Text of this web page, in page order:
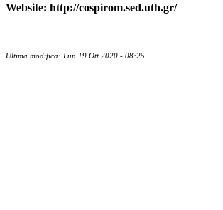
Website: http://cospirom.sed.uth.gr/
Ultima modifica: Lun 19 Ott 2020 - 08:25